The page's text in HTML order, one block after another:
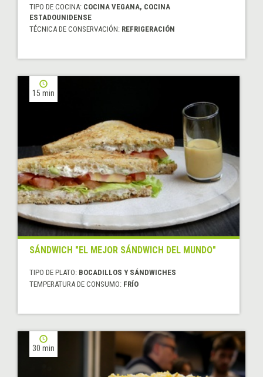
TIPO DE COCINA: COCINA VEGANA, COCINA
ESTADOUNIDENSE
TÉCNICA DE CONSERVACIÓN: REFRIGERACIÓN
15 min
SÁNDWICH "EL MEJOR SÁNDWICH DEL MUNDO"
TIPO DE PLATO: BOCADILLOS Y SÁNDWICHES
TEMPERATURA DE CONSUMO: FRÍO
30 min